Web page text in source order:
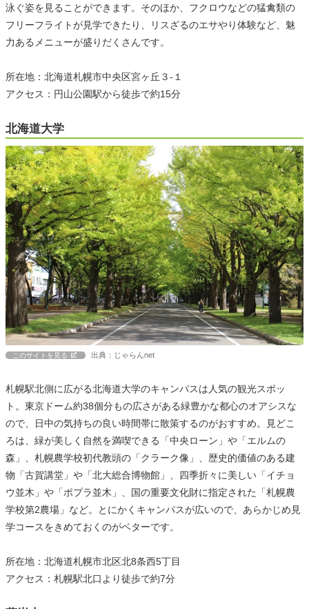
泳ぐ姿を見ることができます。そのほか、フクロウなどの猛禽類の
フリーフライトが見学できたり、リスざるのエサやり体験など、魅
力あるメニューが盛りだくさんです。
所在地：北海道札幌市中央区宮ヶ丘３-１
アクセス：円山公園駅から徒歩で約15分
北海道大学
このサイトを見る 出典：じゃらんnet
札幌駅北側に広がる北海道大学のキャンパスは人気の観光スポッ
ト。東京ドーム約38個分もの広さがある緑豊かな都心のオアシスな
ので、日中の気持ちの良い時間帯に散策するのがおすすめ。見どこ
ろは、緑が美しく自然を満喫できる「中央ローン」や「エルムの
森」、札幌農学校初代教頭の「クラーク像」、歴史的価値のある建
物「古賀講堂」や「北大総合博物館」、四季折々に美しい「イチョ
ウ並木」や「ポプラ並木」、国の重要文化財に指定された「札幌農
学校第2農場」など。とにかくキャンパスが広いので、あらかじめ見
学コースをきめておくのがベターです。
所在地：北海道札幌市北区北8条西5丁目
アクセス：札幌駅北口より徒歩で約7分